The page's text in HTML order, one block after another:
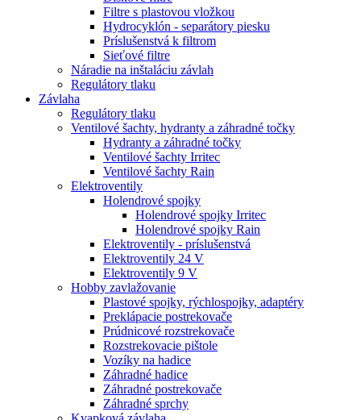
Filtre s plastovou vložkou
Hydrocyklón - separátory piesku
Príslušenstvá k filtrom
Sieťové filtre
Náradie na inštaláciu závlah
Regulátory tlaku
Závlaha
Regulátory tlaku
Ventilové šachty, hydranty a záhradné točky
Hydranty a záhradné točky
Ventilové šachty Irritec
Ventilové šachty Rain
Elektroventily
Holendrové spojky
Holendrové spojky Irritec
Holendrové spojky Rain
Elektroventily - príslušenstvá
Elektroventily 24 V
Elektroventily 9 V
Hobby zavlažovanie
Plastové spojky, rýchlospojky, adaptéry
Preklápacie postrekovače
Prúdnicové rozstrekovače
Rozstrekovacie pištole
Vozíky na hadice
Záhradné hadice
Záhradné postrekovače
Záhradné sprchy